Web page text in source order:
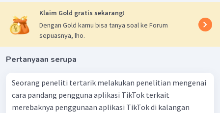
Klaim Gold gratis sekarang!
Dengan Gold kamu bisa tanya soal ke Forum
sepuasnya, lho.
Pertanyaan serupa
Seorang peneliti tertarik melakukan penelitian mengenai
cara pandang pengguna aplikasi TikTok terkait
merebaknya penggunaan aplikasi TikTok di kalangan